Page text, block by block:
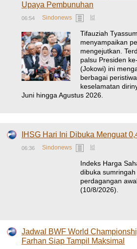
Upaya Pembunuhan
06:54 Sindonews Id
Tifauziah
menyampaikan
mengejutkan.
palsu Presiden
(Jokowi) ini
berbagai
keselamatan
Juni hingga Agustus 2026.
IHSG Hari Ini Dibuka Menguat
06:36 Sindonews Id
Indeks Harga
dibuka
perdagangan
(10/8/2026).
Jadwal BWF World
Farhan Siap Tampil Maksimal